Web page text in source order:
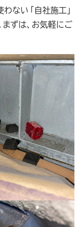
わない「自社施工」
ずは、お気軽にご